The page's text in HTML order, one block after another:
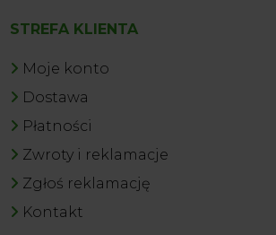
STREFA KLIENTA
Moje konto
Dostawa
Płatności
Zwroty i reklamacje
Zgłoś reklamację
Kontakt